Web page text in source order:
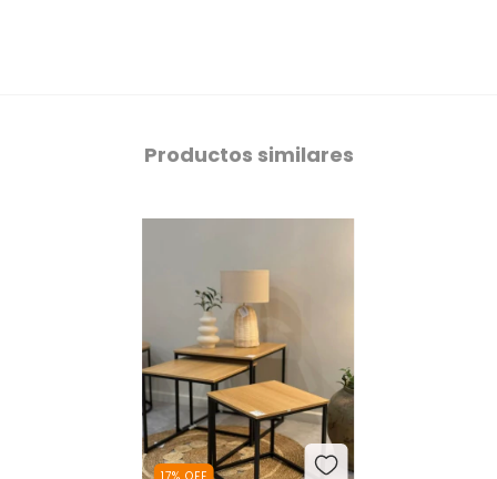
Productos similares